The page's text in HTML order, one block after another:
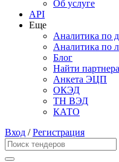
Об услуге
API
Еще
Аналитика по
Аналитика по
Блог
Найти партнера
Анкета ЭЦП
ОКЭД
ТН ВЭД
КАТО
Вход /Регистрация